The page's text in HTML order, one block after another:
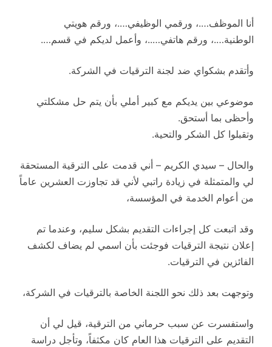
أنا الموظف….، ورقمي الوظيفي….، ورقم هويتي
الوطنية….، ورقم هاتفي…..، وأعمل لديكم في قسم….
وأتقدم بشكواي ضد لجنة الترقيات في الشركة.
موضوعي بين يديكم مع كبير أملي بأن يتم حل مشكلتي
وأحظى بما أستحق.
وتقبلوا كل الشكر والتحية.
والحال – سيدي الكريم – أني قدمت على الترقية المستحقة
لي والمتمثلة في زيادة راتبي لأني قد تجاوزت العشرين عاماً
من أعوام الخدمة في المؤسسة،
وقد اتبعت كل إجراءات التقديم بشكل سليم، وعندما تم
إعلان نتيجة الترقيات فوجئت بأن اسمي لم يضاف لكشف
الفائزين في الترقيات.
وتوجهت بعد ذلك نحو اللجنة الخاصة بالترقيات في الشركة،
واستفسرت عن سبب حرماني من الترقية، قيل لي أن
التقديم على الترقيات هذا العام كان مكثفاً، وتأجل دراسة